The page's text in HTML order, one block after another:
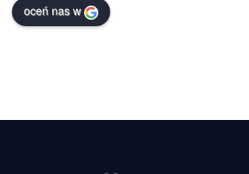
oceń nas w